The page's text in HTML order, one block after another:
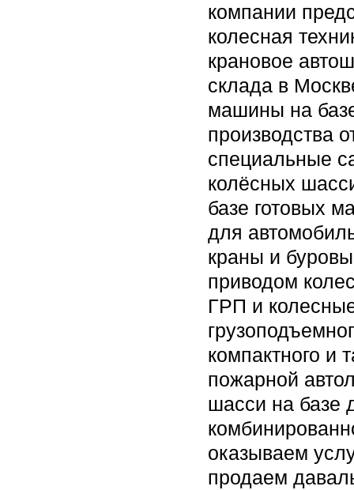
компании
колесная
крановое
склада в
машины на
производства
специальные
колёсных
базе готовых
для
краны и
приводом
ГРП и
компактного и
пожарной
шасси на базе
оказываем
продаем